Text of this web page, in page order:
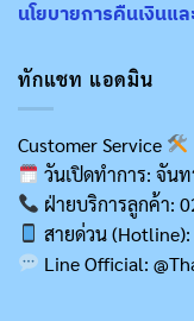
นโยบายการคืนเงินแ
ทักแชท แอดมิน
Customer Service
วันเปิดทำการ: จัน
ฝ่ายบริการลูกค้า:
สายด่วน
Line Official: